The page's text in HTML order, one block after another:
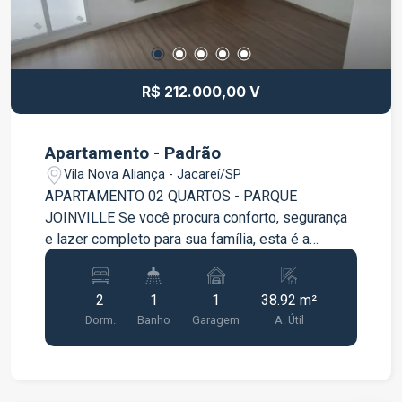
R$ 212.000,00 V
Apartamento - Padrão
Vila Nova Aliança - Jacareí/SP
APARTAMENTO 02 QUARTOS - PARQUE
JOINVILLE Se você procura conforto, segurança
e lazer completo para sua família, esta é a
oportunidade ideal! Destaques do imóvel: 02
dormitórios Sala aconchegante com painel para
TV Cozinha funcional com móvel planejado na pia
Banheiro com box e gabinete planejado Área de
serviço Infraestrutura para instalação de ar-
2
Dorm.
1
Banho
1
Garagem
38.92 m²
A. Útil